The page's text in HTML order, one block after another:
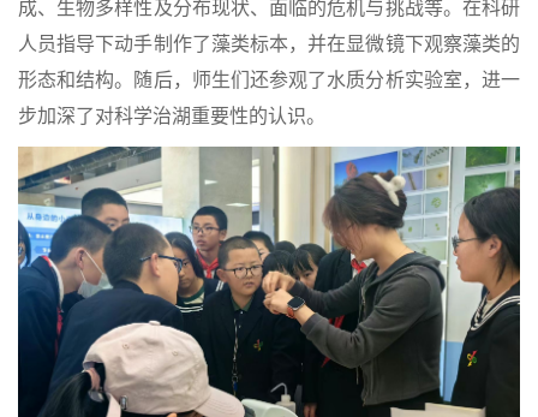
成、 生物多样性及分布现状、面临的危机与挑战等。在科研
人员指导下动手制作了藻类标本，并在显微镜下观察藻类的
形态和结构。随后，师生们还参观了水质分析实验室，进一
步加深了对科学治湖重要性的认识。